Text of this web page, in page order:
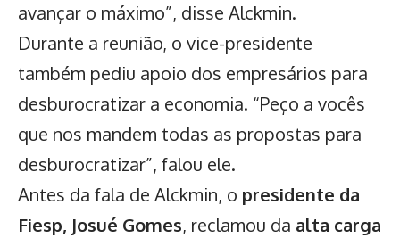
avançar o máximo”, disse Alckmin.
Durante a reunião, o vice-presidente
também pediu apoio dos empresários para
desburocratizar a economia. “Peço a vocês
que nos mandem todas as propostas para
desburocratizar”, falou ele.
Antes da fala de Alckmin, o presidente da
Fiesp, Josué Gomes, reclamou da alta carga